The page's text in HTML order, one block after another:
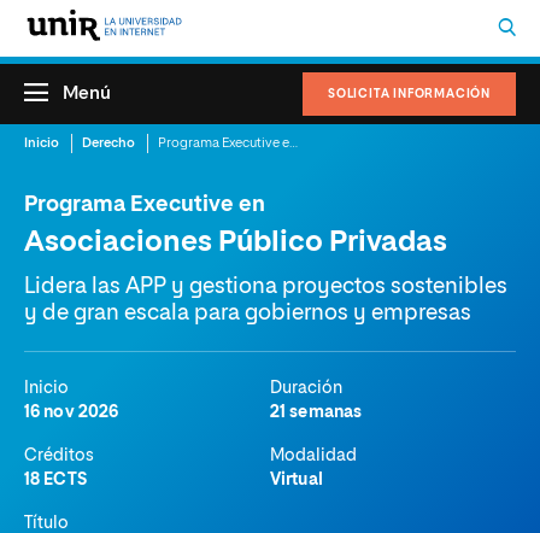
SOLICITA INFORMACIÓN
Menú
Inicio Derecho
Programa Executive en
Asociaciones Público Privadas
Lidera las APP y gestiona proyectos sostenibles
y de gran escala para gobiernos y empresas
Inicio
16 nov 2026
Duración
21 semanas
Créditos
18 ECTS
Modalidad
Virtual
Título